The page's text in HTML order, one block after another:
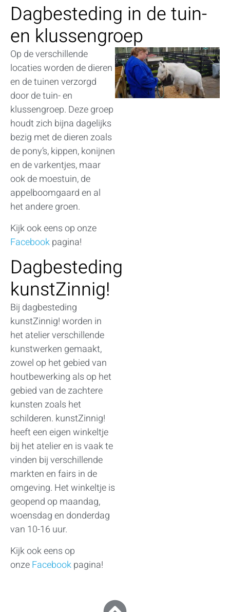
Dagbesteding in de tuin-
en klussengroep
Op de verschillende
locaties worden de dieren
en de tuinen verzorgd
door de tuin- en
klussengroep. Deze groep
houdt zich bijna dagelijks
bezig met de dieren zoals
de pony’s, kippen, konijnen
en de varkentjes, maar
ook de moestuin, de
appelboomgaard en al
het andere groen.
Kijk ook eens op onze
Facebookpagina!
Dagbesteding
kunstZinnig!
Bij dagbesteding
kunstZinnig! worden in
het atelier verschillende
kunstwerken gemaakt,
zowel op het gebied van
houtbewerking als op het
gebied van de zachtere
kunsten zoals het
schilderen. kunstZinnig!
heeft een eigen winkeltje
bij het atelier en is vaak te
vinden bij verschillende
markten en fairs in de
omgeving. Het winkeltje is
geopend op maandag,
woensdag en donderdag
van 10-16 uur.
Kijk ook eens op
onzeFacebookpagina!